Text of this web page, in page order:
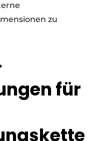
zu
für